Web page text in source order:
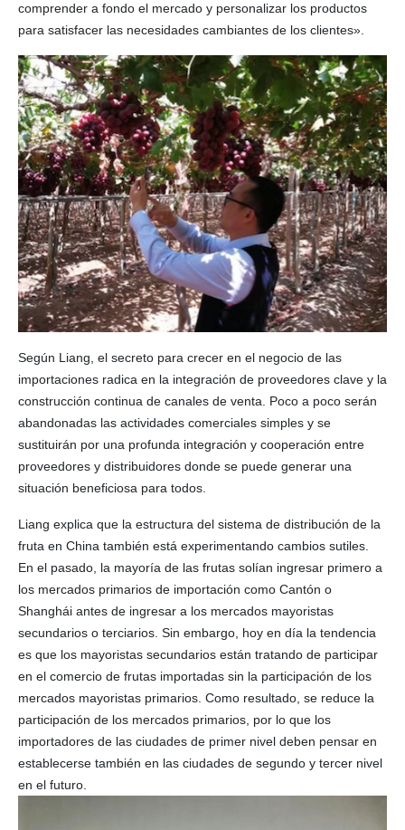
comprender a fondo el mercado y personalizar los productos
para satisfacer las necesidades cambiantes de los clientes».
Según Liang, el secreto para crecer en el negocio de las
importaciones radica en la integración de proveedores clave y la
construcción continua de canales de venta. Poco a poco serán
abandonadas las actividades comerciales simples y se
sustituirán por una profunda integración y cooperación entre
proveedores y distribuidores donde se puede generar una
situación beneficiosa para todos.
Liang explica que la estructura del sistema de distribución de la
fruta en China también está experimentando cambios sutiles.
En el pasado, la mayoría de las frutas solían ingresar primero a
los mercados primarios de importación como Cantón o
Shanghái antes de ingresar a los mercados mayoristas
secundarios o terciarios. Sin embargo, hoy en día la tendencia
es que los mayoristas secundarios están tratando de participar
en el comercio de frutas importadas sin la participación de los
mercados mayoristas primarios. Como resultado, se reduce la
participación de los mercados primarios, por lo que los
importadores de las ciudades de primer nivel deben pensar en
establecerse también en las ciudades de segundo y tercer nivel
en el futuro.